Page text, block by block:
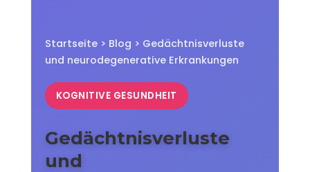
Startseite> Blog > Gedächtnisverluste
und neurodegenerative Erkrankungen
KOGNITIVE GESUNDHEIT
Gedächtnisverluste
und